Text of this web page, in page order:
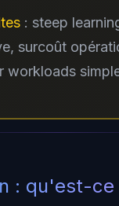
: steep
surcoût
workloads
: qu'est-ce